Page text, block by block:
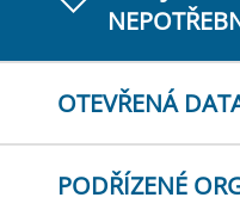
OTEVŘENÁ
PODŘÍZENÉ